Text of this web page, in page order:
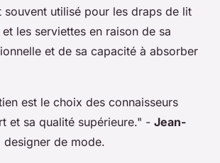
souvent utilisé pour les draps de lit
les serviettes en raison de sa
et de sa capacité à absorber
est le choix des connaisseurs
et sa qualité supérieure." - Jean-
designer de mode.